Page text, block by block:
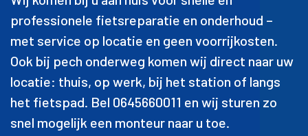
professionele fietsreparatie en onderhoud –
met service op locatie en geen voorrijkosten.
Ook bij pech onderweg komen wij direct naar uw
locatie: thuis, op werk, bij het station of langs
het fietspad. Bel 0645660011 en wij sturen zo
snel mogelijk een monteur naar u toe.